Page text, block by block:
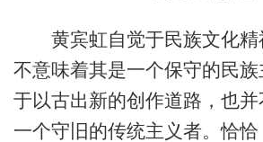
黄宾虹自觉于民族文化精
不意味着其是一个保守的民
于以古出新的创作道路，也
一个守旧的传统主义者。恰恰